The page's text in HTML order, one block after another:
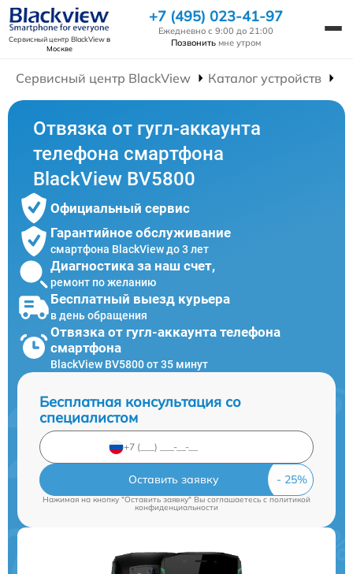
Сервисный центр BlackViewв
Москве
+7 (495) 023-41-97
Ежедневно с 9:00 до 21:00
Позвонить мне утром
Сервисный центр BlackView Каталог устройств
Отвязка от гугл-аккаунта
телефона смартфона
BlackView BV5800
Официальный сервис
Гарантийное обслуживание
смартфона BlackView до 3 лет
Диагностика за наш счет,
ремонт по желанию
Бесплатный выезд курьера
в день обращения
Отвязка от гугл-аккаунта телефона
смартфона
BlackView BV5800 от 35 минут
Бесплатная консультация со
специалистом
Оставить заявку
Нажимая на кнопку "Оставить заявку" Вы соглашаетесь cполитикой
конфиденциальности